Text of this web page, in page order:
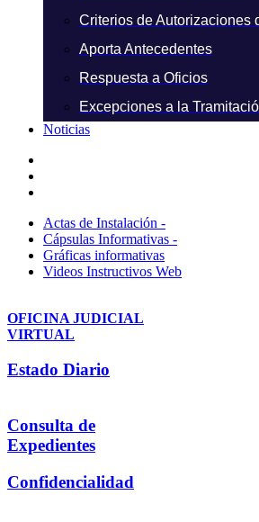
Criterios de Autorizaciones
Aporta Antecedentes
Respuesta a Oficios
Excepciones a la
Noticias
Actas de Instalación -
Cápsulas Informativas -
Gráficas informativas
Videos Instructivos Web
OFICINA JUDICIAL
VIRTUAL
Estado Diario
Consulta de
Expedientes
Confidencialidad